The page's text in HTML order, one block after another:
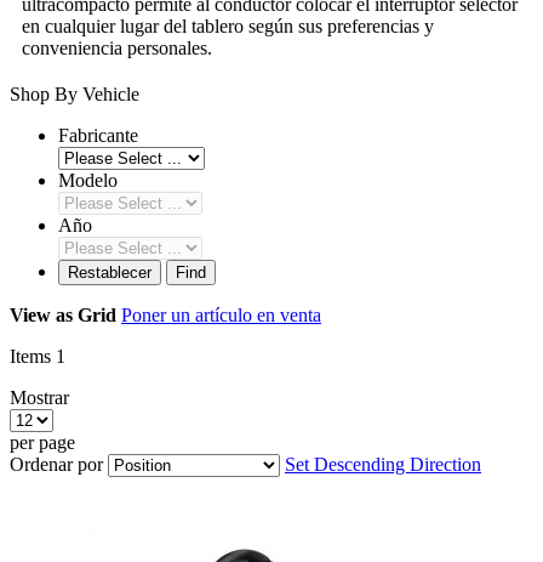
ultracompacto permite al conductor colocar el interruptor selector
en cualquier lugar del tablero según sus preferencias y
conveniencia personales.
Shop By Vehicle
Fabricante
Modelo
Año
Restablecer Find
View as Grid Poner un artículo en venta
Items 1
Mostrar
per page
Ordenar por
Set Descending Direction